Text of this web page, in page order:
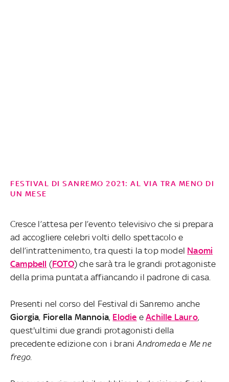
FESTIVAL DI SANREMO 2021: AL VIA TRA MENO DI
UN MESE
Cresce l’attesa per l’evento televisivo che si prepara
ad accogliere celebri volti dello spettacolo e
dell’intrattenimento, tra questi la top model Naomi
Campbell (FOTO) che sarà tra le grandi protagoniste
della prima puntata affiancando il padrone di casa.
Presenti nel corso del Festival di Sanremo anche
Giorgia, Fiorella Mannoia, Elodie eAchille Lauro,
quest'ultimi due grandi protagonisti della
precedente edizione con i braniAndromedae Me ne
frego.